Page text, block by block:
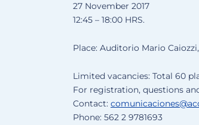
27 November 2017
12:45 – 18:00 HRS.
Place: Auditorio Mario
Limited vacancies: Total 60
For registration, questions
Contact:
Phone: 562 2 9781693